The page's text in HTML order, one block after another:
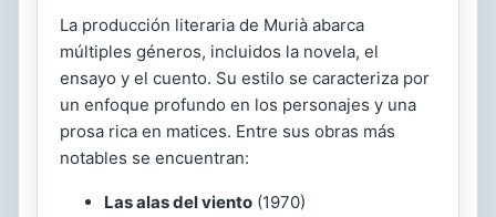
La producción literaria de Murià abarca
múltiples géneros, incluidos la novela, el
ensayo y el cuento. Su estilo se caracteriza por
un enfoque profundo en los personajes y una
prosa rica en matices. Entre sus obras más
notables se encuentran:
Las alas del viento (1970)